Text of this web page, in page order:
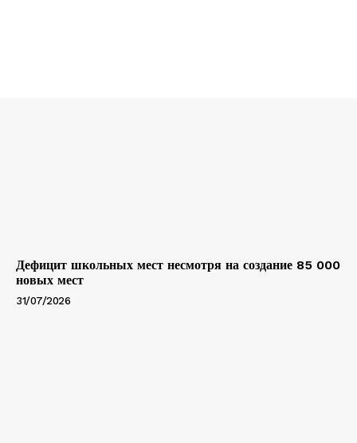
Дефицит школьных мест несмотря на создание 85 000
новых мест
31/07/2026